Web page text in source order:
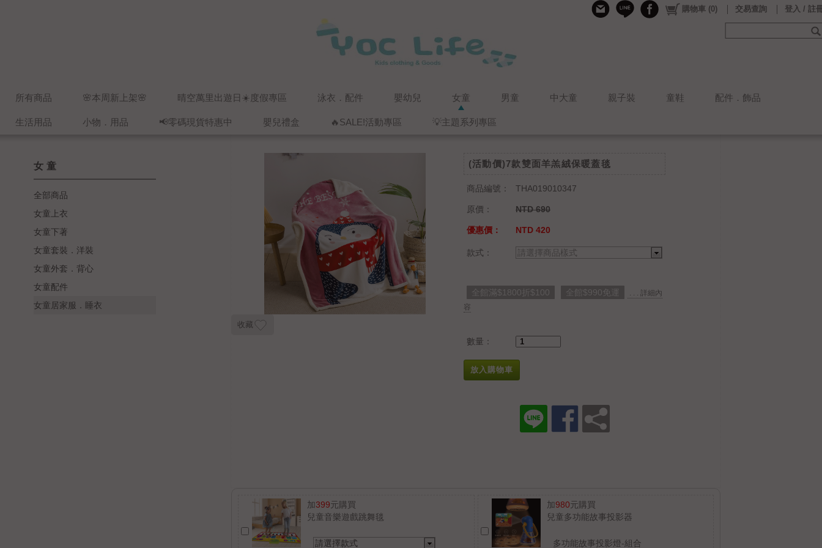
所有商品 🌸本周新上架🌸 晴空萬里出遊日☀️度假專區 泳衣．配件 嬰幼兒 女童 男童 中大童 親子裝 童鞋 配件．飾品
生活用品 小物．用品 📢零碼現貨特惠中 嬰兒禮盒 🔥SALE!活動專區 💡主題系列專區
購物車 (0) 交易查詢 登入 / 註
女童
全部商品
女童上衣
女童下著
女童套裝．洋裝
女童外套．背心
女童配件
女童居家服．睡衣
收藏
(活動價)7款雙面羊羔絨保暖蓋毯
商品編號： THA019010347
原價： NTD 690
優惠價： NTD 420
款式： 請選擇商品樣式
全館滿$1800折$100 全館$990免運
. . . 詳細內
容
數量：
放入購物車
加399元購買
兒童音樂遊戲跳舞毯
請選擇款式
加980元購買
兒童多功能故事投影器
多功能故事投影燈-組合